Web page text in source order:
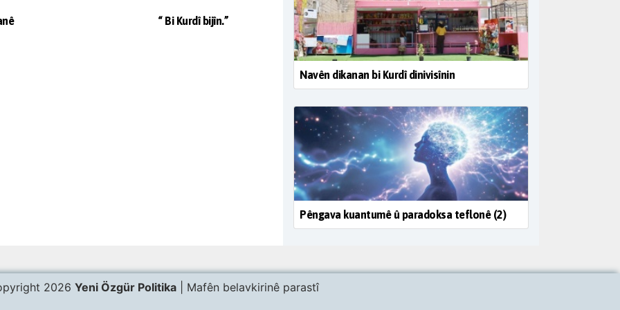
“ Bi Kurdî bijîn.”
Navên dikanan bi Kurdî dinivisînin
Pêngava kuantumê û paradoksa teflonê (2)
2026 Yeni Özgür Politika| Mafên belavkirinê parastî